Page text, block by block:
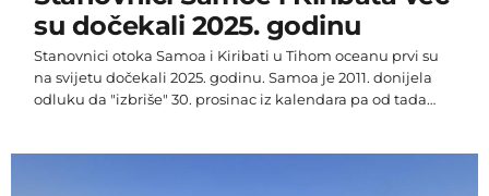
su dočekali 2025. godinu
Stanovnici otoka Samoa i Kiribati u Tihom oceanu prvi su
na svijetu dočekali 2025. godinu. Samoa je 2011. donijela
odluku da "izbriše" 30. prosinac iz kalendara pa od tada